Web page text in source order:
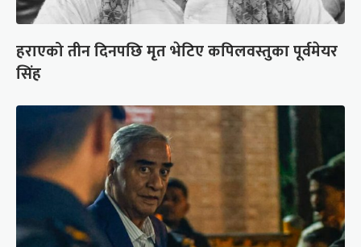
हराएको तीन दिनपछि मृत भेटिए कपिलवस्तुका पूर्वमेयर
सिंह